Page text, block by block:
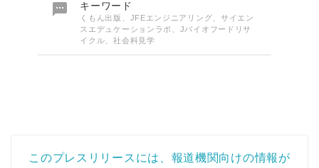
 キーワード
くもん出版、JFEエンジニアリング、サイエン
スエデュケーションラボ、Jバイオフードリサ
イクル、社会科見学
このプレスリリースには、報道機関向けの情報が